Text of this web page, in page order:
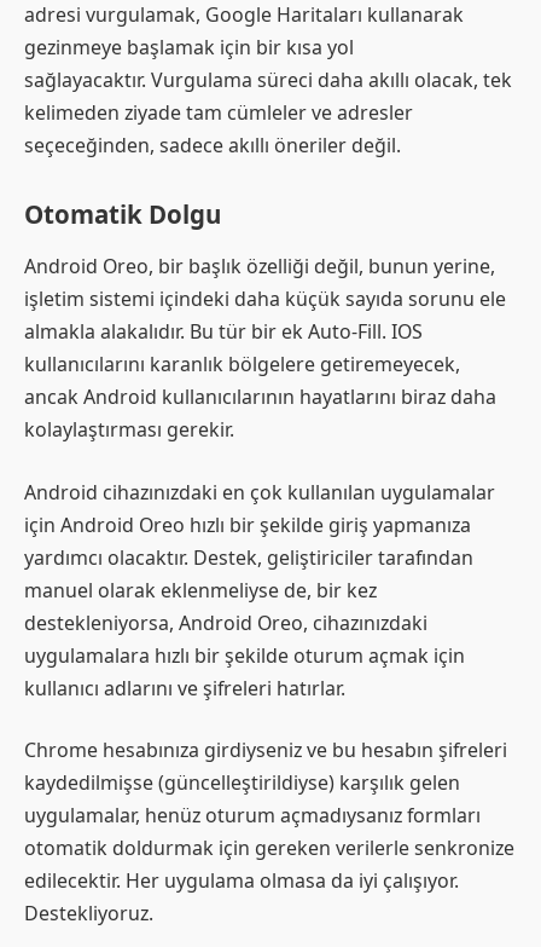
adresi vurgulamak, Google Haritaları kullanarak
gezinmeye başlamak için bir kısa yol
sağlayacaktır. Vurgulama süreci daha akıllı olacak, tek
kelimeden ziyade tam cümleler ve adresler
seçeceğinden, sadece akıllı öneriler değil.
Otomatik Dolgu
Android Oreo, bir başlık özelliği değil, bunun yerine,
işletim sistemi içindeki daha küçük sayıda sorunu ele
almakla alakalıdır. Bu tür bir ek Auto-Fill. IOS
kullanıcılarını karanlık bölgelere getiremeyecek,
ancak Android kullanıcılarının hayatlarını biraz daha
kolaylaştırması gerekir.
Android cihazınızdaki en çok kullanılan uygulamalar
için Android Oreo hızlı bir şekilde giriş yapmanıza
yardımcı olacaktır. Destek, geliştiriciler tarafından
manuel olarak eklenmeliyse de, bir kez
destekleniyorsa, Android Oreo, cihazınızdaki
uygulamalara hızlı bir şekilde oturum açmak için
kullanıcı adlarını ve şifreleri hatırlar.
Chrome hesabınıza girdiyseniz ve bu hesabın şifreleri
kaydedilmişse (güncelleştirildiyse) karşılık gelen
uygulamalar, henüz oturum açmadıysanız formları
otomatik doldurmak için gereken verilerle senkronize
edilecektir. Her uygulama olmasa da iyi çalışıyor.
Destekliyoruz.